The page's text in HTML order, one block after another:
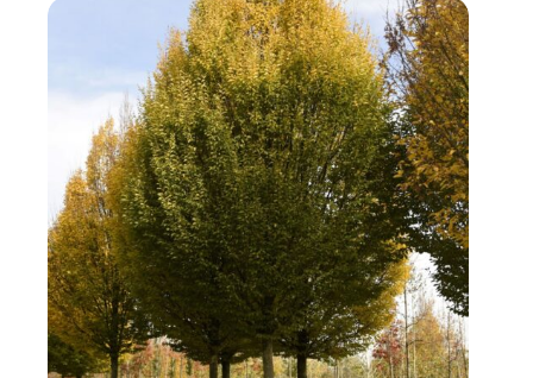
Deze
optie
kan
gekozen
worden
op
de
productpagina